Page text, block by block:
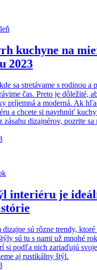
kuchyne na
2023
sa stretávame s rodinou a
čas. Preto je dôležité,
príjemná a moderná. Ak
a chcete si navrhnúť
zásahu dizajnérov, pozrite sa
interiéru je
sú rôzne trendy, ktoré
sú tu s nami už mnohé
si podľa nich zariaďujú
aj rustikálny štýl.